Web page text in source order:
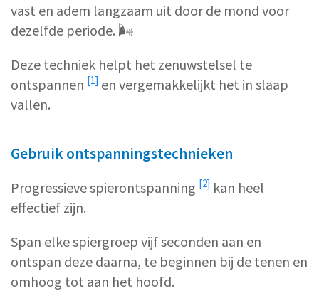
vast en adem langzaam uit door de mond voor
dezelfde periode. 🌬️
Deze techniek helpt het zenuwstelsel te
ontspannen [1] en vergemakkelijkt het in slaap
vallen.
Gebruik ontspanningstechnieken
Progressieve spierontspanning [2] kan heel
effectief zijn.
Span elke spiergroep vijf seconden aan en
ontspan deze daarna, te beginnen bij de tenen en
omhoog tot aan het hoofd.